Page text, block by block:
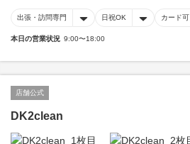
出張・訪問専門 日祝OK カード可
本日の営業状況 9:00〜18:00
店舗公式
DK2clean